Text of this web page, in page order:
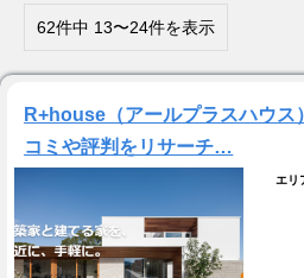
62件中 13〜24件を表示
R+house（アールプラスハウス
コミや評判をリサーチ…
エリ